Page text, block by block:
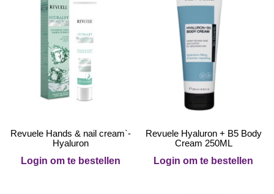
Revuele Hands & nail cream`-
Hyaluron
Login om te bestellen
Revuele Hyaluron + B5 Body
Cream 250ML
Login om te bestellen